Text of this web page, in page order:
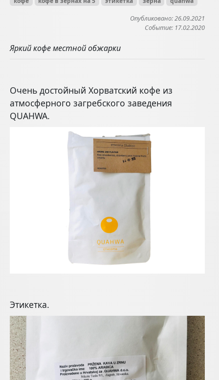
Опубликовано: 26.09.2021
Событие: 17.02.2020
Яркий кофе местной обжарки
Очень достойный Хорватский кофе из
атмосферного загребского заведения
QUAHWA.
Этикетка.